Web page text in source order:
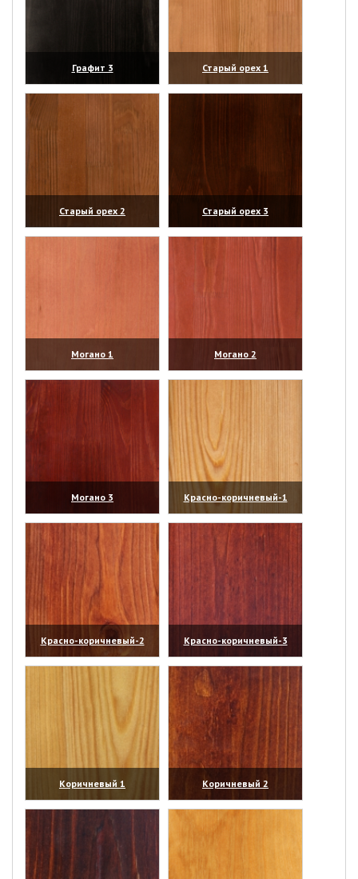
Графит 3
(увеличить)
Старый орех 1
(увеличить)
Старый орех 2
(увеличить)
Старый орех 3
(увеличить)
Могано 1
(увеличить)
Могано 2
(увеличить)
Могано 3
(увеличить)
Красно-коричневый-1
(увеличить)
Красно-коричневый-2
(увеличить)
Красно-коричневый-3
(увеличить)
Коричневый 1
(увеличить)
Коричневый 2
(увеличить)